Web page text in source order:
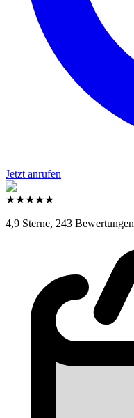
Jetzt anrufen
★★★★★
4,9 Sterne, 243 Bewertungen